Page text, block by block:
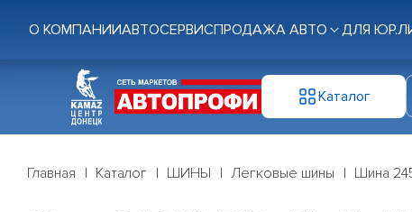
О КОМПАНИИАВТОСЕРВИСПРОДАЖА АВТО ДЛЯ
Каталог
Главная Каталог ШИНЫ Легковые шины Шина